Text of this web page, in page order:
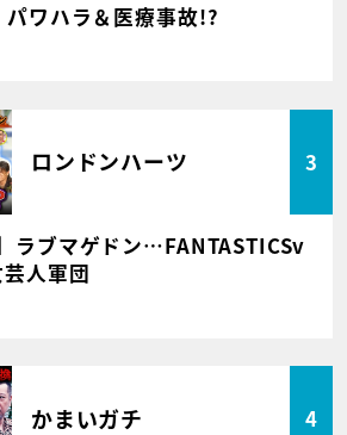
ワハラ＆医療事故!?
ロンドンハーツ 3
ラブマゲドン…FANTASTICSv
人軍団
かまいガチ 4